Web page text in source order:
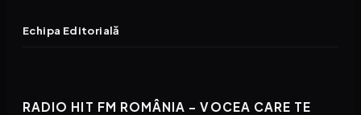
Echipa Editorială
RADIO HIT FM ROMÂNIA – VOCEA CARE TE